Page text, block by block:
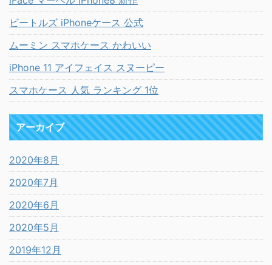
ビートルズ iPhoneケース 公式
ムーミン スマホケース かわいい
iPhone 11 アイフェイス スヌーピー
スマホケース 人気 ランキング 1位
アーカイブ
2020年8月
2020年7月
2020年6月
2020年5月
2019年12月